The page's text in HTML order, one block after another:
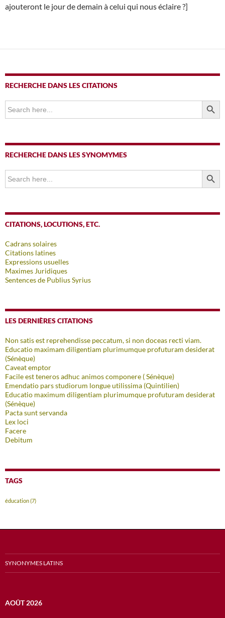
ajouteront le jour de demain à celui qui nous éclaire ?]
RECHERCHE DANS LES CITATIONS
Search
for:
SEARCH
RECHERCHE DANS LES SYNOMYMES
Search
for:
SEARCH
CITATIONS, LOCUTIONS, ETC.
Cadrans solaires
Citations latines
Expressions usuelles
Maximes Juridiques
Sentences de Publius Syrius
LES DERNIÈRES CITATIONS
Non satis est reprehendisse peccatum, si non doceas recti viam.
Educatio maximam diligentiam plurimumque profuturam desiderat
(Sénèque)
Caveat emptor
Facile est teneros adhuc animos componere ( Sénèque)
Emendatio pars studiorum longue utilissima (Quintilien)
Educatio maximum diligentiam plurimumque profuturam desiderat
(Sénèque)
Pacta sunt servanda
Lex loci
Facere
Debitum
TAGS
éducation(7)
SYNONYMES LATINS
AOÛT 2026